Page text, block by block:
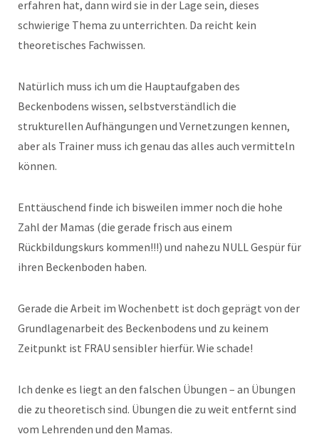
erfahren hat, dann wird sie in der Lage sein, dieses
schwierige Thema zu unterrichten. Da reicht kein
theoretisches Fachwissen.
Natürlich muss ich um die Hauptaufgaben des
Beckenbodens wissen, selbstverständlich die
strukturellen Aufhängungen und Vernetzungen kennen,
aber als Trainer muss ich genau das alles auch vermitteln
können.
Enttäuschend finde ich bisweilen immer noch die hohe
Zahl der Mamas (die gerade frisch aus einem
Rückbildungskurs kommen!!!) und nahezu NULL Gespür für
ihren Beckenboden haben.
Gerade die Arbeit im Wochenbett ist doch geprägt von der
Grundlagenarbeit des Beckenbodens und zu keinem
Zeitpunkt ist FRAU sensibler hierfür. Wie schade!
Ich denke es liegt an den falschen Übungen – an Übungen
die zu theoretisch sind. Übungen die zu weit entfernt sind
vom Lehrenden und den Mamas.